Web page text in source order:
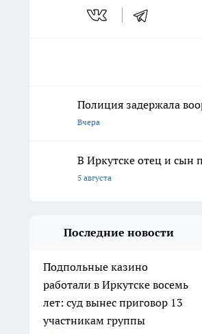
Полиция задержала
Вчера
В Иркутске отец и сын
5 августа
Последние новости
Подпольные казино
работали в Иркутске восемь
лет: суд вынес приговор 13
участникам группы